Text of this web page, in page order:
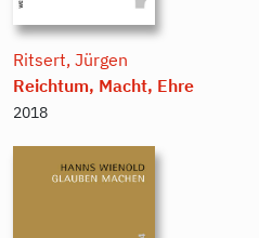
Ritsert, Jürgen
Reichtum, Macht, Ehre
2018